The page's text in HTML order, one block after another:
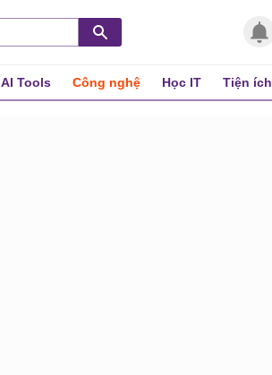
AI Tools Công nghệ Học IT Tiện ích